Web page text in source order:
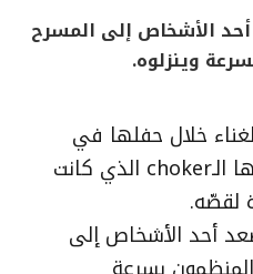
الأشخاص إلى المسرح
وينزلوه.
خلال حفلها في
دبي فجأة بعد أن أزعجها الـchoker الذي كانت
لقصّه.
أحد الأشخاص إلى